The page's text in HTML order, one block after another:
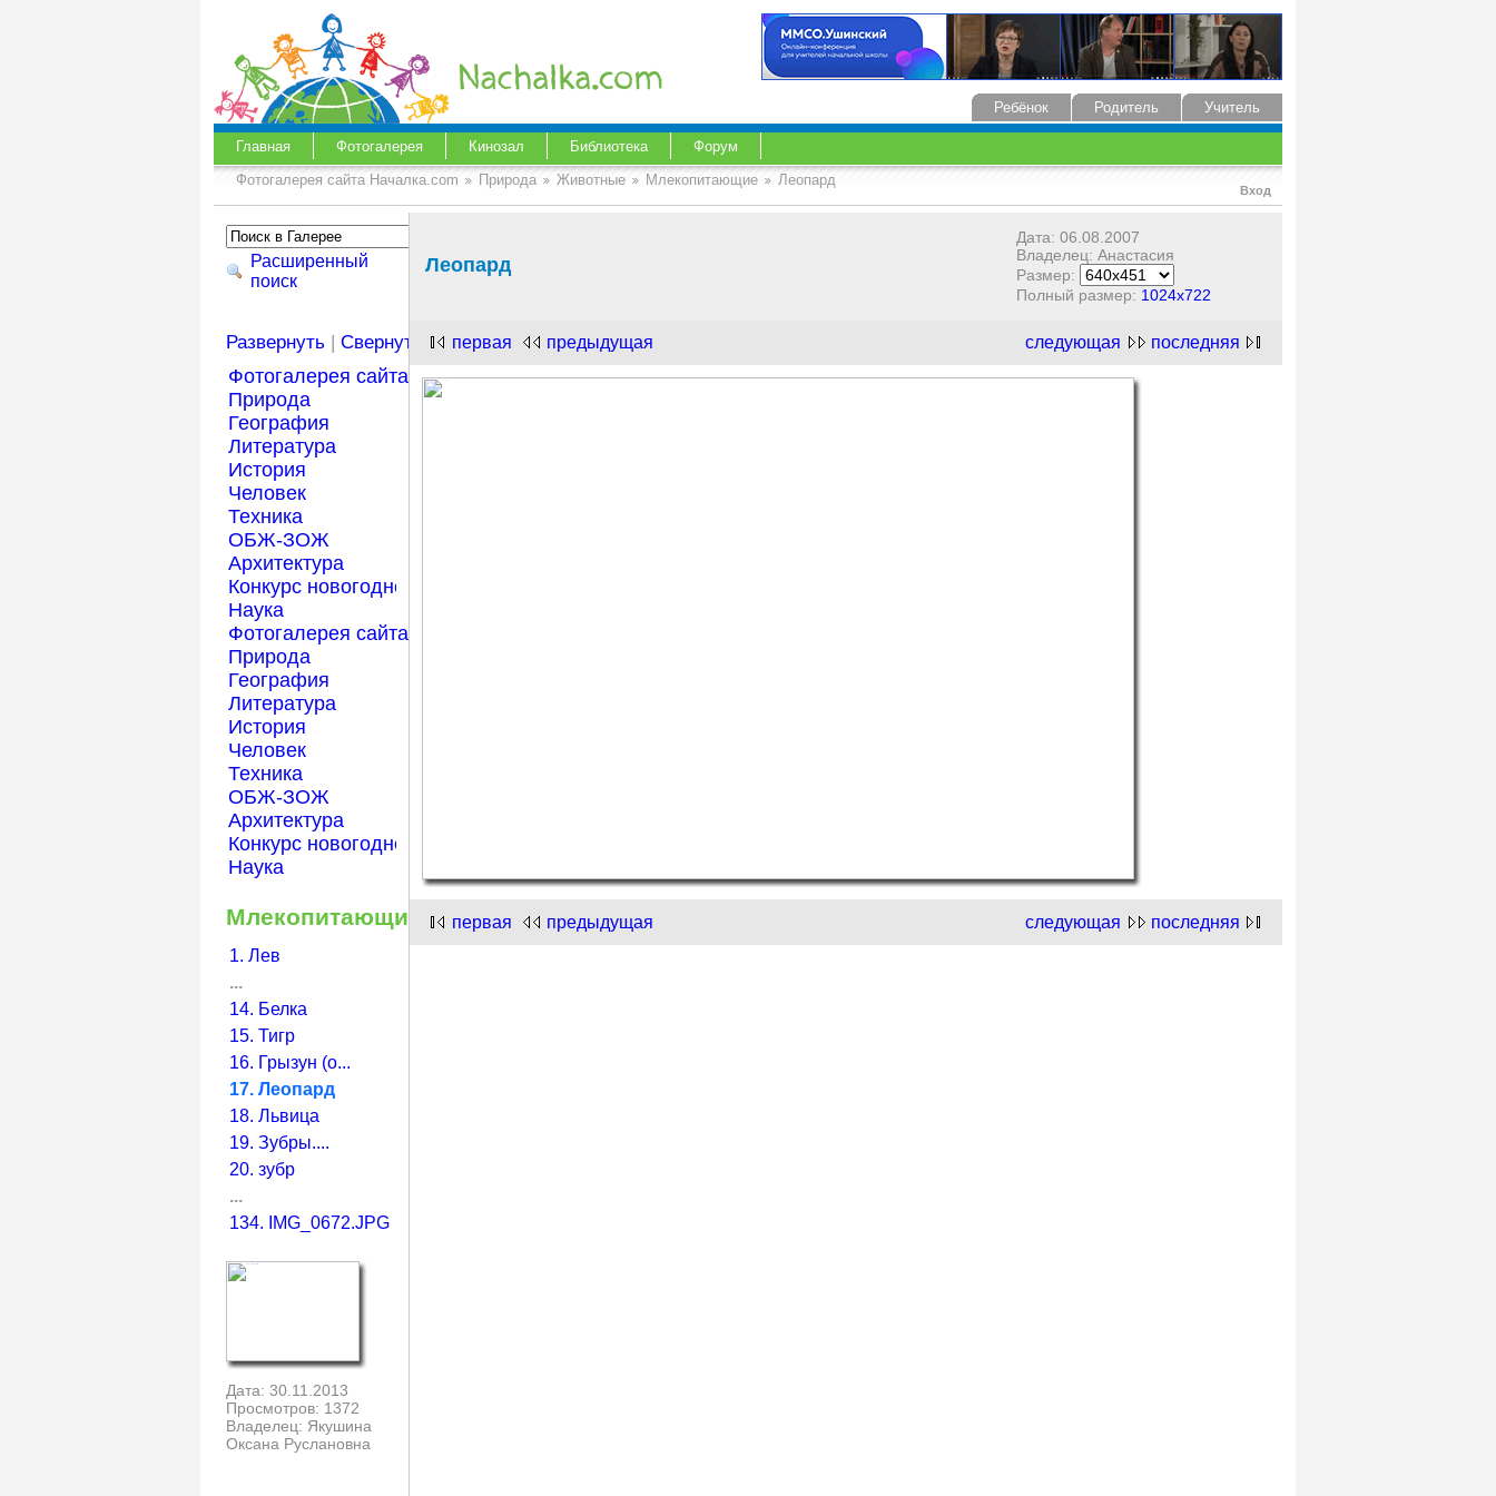
Учитель
Родитель
Ребёнок
Главная Фотогалерея Кинозал Библиотека Форум
Вход
Фотогалерея сайта Началка.com Природа Животные Млекопитающие Леопард
Расширенный
поиск
Развернуть |Свернуть
Фотогалерея сайта Началка.com
Природа
География
Литература
История
Человек
Техника
ОБЖ-ЗОЖ
Архитектура
Конкурс новогодней открытки "Нарисуем Новый год"!
Наука
Фотогалерея сайта Началка.com
Природа
География
Литература
История
Человек
Техника
ОБЖ-ЗОЖ
Архитектура
Конкурс новогодней открытки "Нарисуем Новый год"!
Наука
Млекопитающие
1. Лев
...
14. Белка
15. Тигр
16. Грызун (о...
17. Леопард
18. Львица
19. Зубры....
20. зубр
...
134. IMG_0672.JPG
Дата: 30.11.2013
Просмотров: 1372
Владелец: Якушина
Оксана Руслановна
Леопард
Дата: 06.08.2007
Владелец: Анастасия
Размер:
Полный размер: 1024x722
следующая последняя
первая предыдущая
следующая последняя
первая предыдущая